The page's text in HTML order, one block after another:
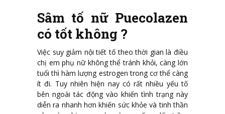
Sâm tố nữ Puecolazen
có tốt không ?
Việc suy giảm nội tiết tố theo thời gian là điều
chị em phụ nữ không thể tránh khỏi, càng lớn
tuổi thì hàm lượng estrogen trong cơ thể càng
ít đi. Tuy nhiên hiện nay có rất nhiều yếu tố
bên ngoài tác động vào khiến tình trạng này
diễn ra nhanh hơn khiến sức khỏe và tinh thần